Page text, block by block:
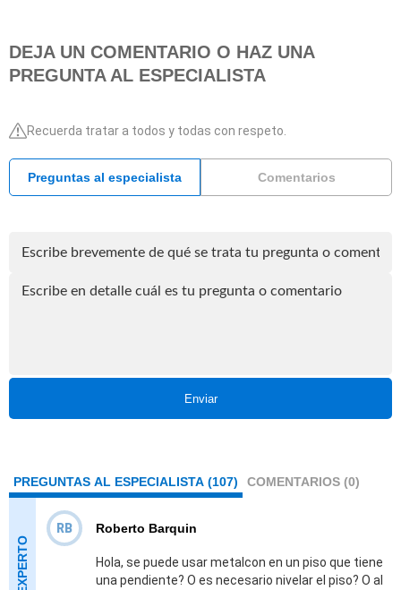
DEJA UN COMENTARIO O HAZ UNA
PREGUNTA AL ESPECIALISTA
Recuerda tratar a todos y todas con respeto.
Preguntas al especialista Comentarios
Enviar
PREGUNTAS AL ESPECIALISTA (107) COMENTARIOS (0)
RB Roberto Barquin
Hola, se puede usar metalcon en un piso que tiene
una pendiente? O es necesario nivelar el piso? O al